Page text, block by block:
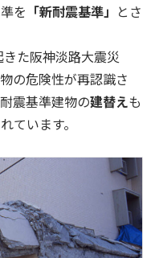
を 「新耐震基準」 とさ
た阪神淡路大震災
の危険性が再認識さ
震基準建物の建替えも
ています。